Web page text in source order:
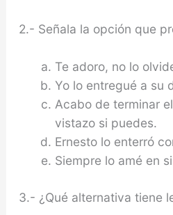
2.- Señala la opción que
Te adoro, no lo
Yo lo entregué a su
Acabo de terminar
vistazo si puedes.
Ernesto lo enterró
Siempre lo amé en
3.- ¿Qué alternativa tiene